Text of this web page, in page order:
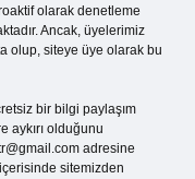
olarak denetleme
Ancak, üyelerimiz
olup, siteye üye olarak bu
bir bilgi paylaşım
aykırı olduğunu
adresine
sitemizden